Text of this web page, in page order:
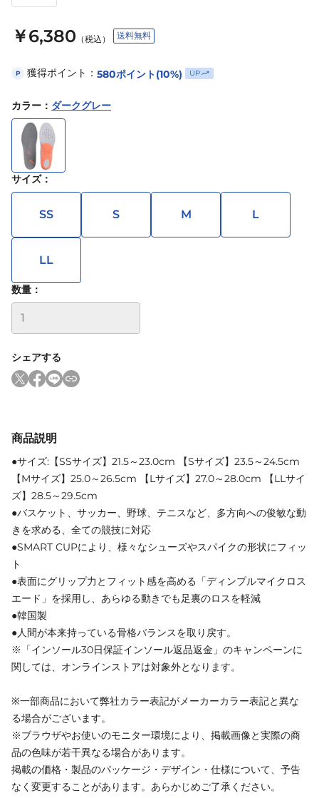
￥6,380 （税込） 送料無料
P 獲得ポイント： 580ポイント(10%) UP
カラー ： ダークグレー
サイズ：
SS S M L
LL
数量：
シェアする
商品説明
●サイズ:【SSサイズ】21.5～23.0cm 【Sサイズ】23.5～24.5cm
【Mサイズ】25.0～26.5cm 【Lサイズ】27.0～28.0cm 【LLサイ
ズ】28.5～29.5cm
●バスケット、サッカー、野球、テニスなど、多方向への俊敏な動
きを求める、全ての競技に対応
●SMART CUPにより、様々なシューズやスパイクの形状にフィッ
ト
●表面にグリップ力とフィット感を高める「ディンプルマイクロス
エード」を採用し、あらゆる動きでも足裏のロスを軽減
●韓国製
●人間が本来持っている骨格バランスを取り戻す。
※「インソール30日保証インソール返品返金」のキャンペーンに
関しては、オンラインストアは対象外となります。
※一部商品において弊社カラー表記がメーカーカラー表記と異な
る場合がございます。
※ブラウザやお使いのモニター環境により、掲載画像と実際の商
品の色味が若干異なる場合があります。
掲載の価格・製品のパッケージ・デザイン・仕様について、予告
なく変更することがあります。あらかじめご了承ください。